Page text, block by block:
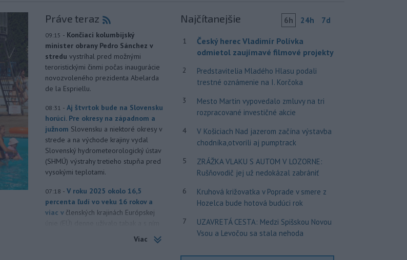
Práve teraz
09:15 - Končiaci kolumbijský
minister obrany Pedro Sánchez v
stredu vystríhal pred možnými
teroristickými činmi počas inaugurácie
novozvoleného prezidenta Abelarda
de la Espriellu.
08:31 - Aj štvrtok bude na Slovensku
horúci. Pre okresy na západnom a
južnom Slovensku a niektoré okresy v
strede a na východe krajiny vydal
Slovenský hydrometeorologický ústav
(SHMÚ) výstrahy tretieho stupňa pred
vysokými teplotami.
07:18 - V roku 2025 okolo 16,5
percenta ľudí vo veku 16 rokov a
viac v členských krajinách Európskej
Viac
Najčítanejšie 6h 24h 7d
1
Český herec Vladimír Polívka
odmietol zaujímavé filmové projekty
2
Predstavitelia Mladého Hlasu podali
trestné oznámenie na I. Korčoka
3
Mesto Martin vypovedalo zmluvy na tri
rozpracované investičné akcie
4
V Košiciach Nad jazerom začína výstavba
chodníka,otvorili aj pumptrack
5
ZRÁŽKA VLAKU S AUTOM V LOZORNE:
Rušňovodič jej už nedokázal zabrániť
6
Kruhová križovatka v Poprade v smere z
Hozelca bude hotová budúci rok
7
UZAVRETÁ CESTA: Medzi Spišskou Novou
Vsou a Levočou sa stala nehoda